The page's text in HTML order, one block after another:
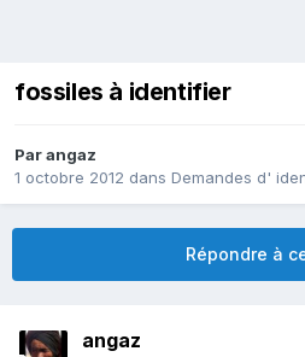
fossiles à identifier
Parangaz
1 octobre 2012 dans Demandes d'
Répondre à
angaz